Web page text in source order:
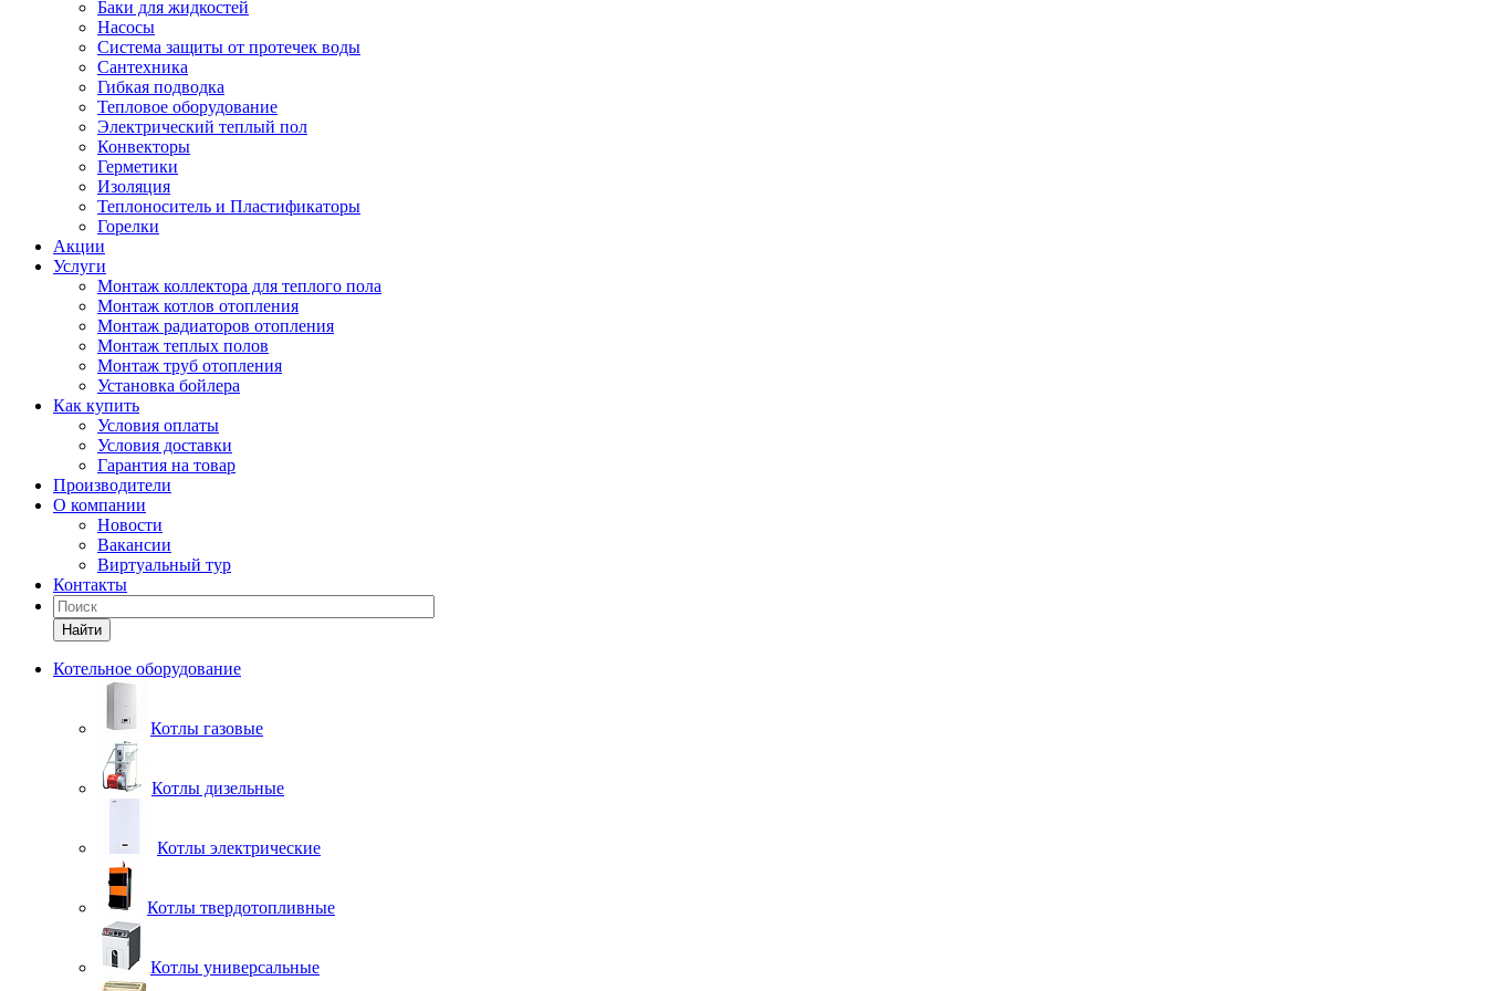
Баки для жидкостей
Насосы
Система защиты от протечек воды
Сантехника
Гибкая подводка
Тепловое оборудование
Электрический теплый пол
Конвекторы
Герметики
Изоляция
Теплоноситель и Пластификаторы
Горелки
Акции
Услуги
Монтаж коллектора для теплого пола
Монтаж котлов отопления
Монтаж радиаторов отопления
Монтаж теплых полов
Монтаж труб отопления
Установка бойлера
Как купить
Условия оплаты
Условия доставки
Гарантия на товар
Производители
О компании
Новости
Вакансии
Виртуальный тур
Контакты
Найти
Котельное оборудование
Котлы газовые
Котлы дизельные
Котлы электрические
Котлы твердотопливные
Котлы универсальные